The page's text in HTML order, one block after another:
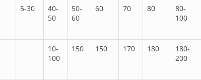
5-30
40-
50
50-
60
60 70 80
80-
100
10-
100
150 150 170 180
180-
200